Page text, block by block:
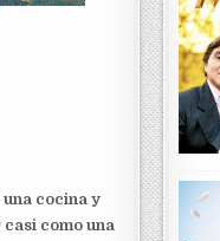
cocina y
casi como una